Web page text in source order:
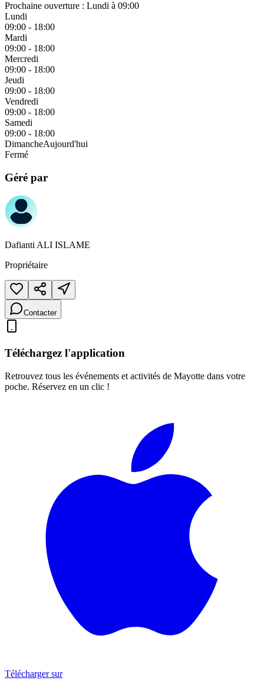
Prochaine ouverture : Lundi à 09:00
Lundi
09:00 - 18:00
Mardi
09:00 - 18:00
Mercredi
09:00 - 18:00
Jeudi
09:00 - 18:00
Vendredi
09:00 - 18:00
Samedi
09:00 - 18:00
DimancheAujourd'hui
Fermé
Géré par
Dafianti ALI ISLAME
Propriétaire
Contacter
Téléchargez l'application
Retrouvez tous les événements et activités de Mayotte dans votre
poche. Réservez en un clic !
Télécharger sur